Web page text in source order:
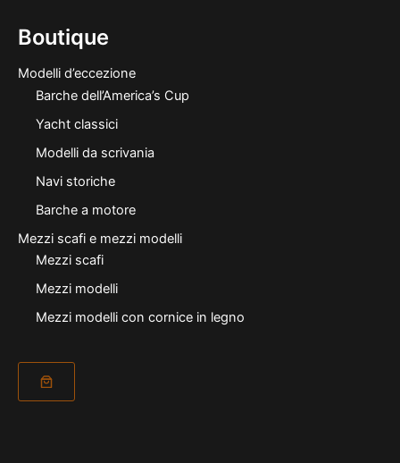
Boutique
Modelli d’eccezione
Barche dell’America’s Cup
Yacht classici
Modelli da scrivania
Navi storiche
Barche a motore
Mezzi scafi e mezzi modelli
Mezzi scafi
Mezzi modelli
Mezzi modelli con cornice in legno